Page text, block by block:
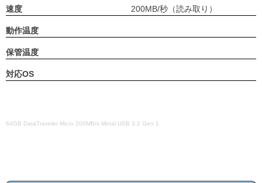
速度 200MB/秒（読み取り）
動作温度
保管温度
対応OS
64GB DataTraveler Micro 200MB/s Metal USB 3.2 Gen 1